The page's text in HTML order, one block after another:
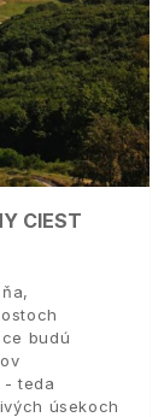
CIEST
budú
- teda
úsekoch